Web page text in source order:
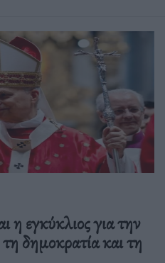
εγκύκλιος για την
δημοκρατία και τη